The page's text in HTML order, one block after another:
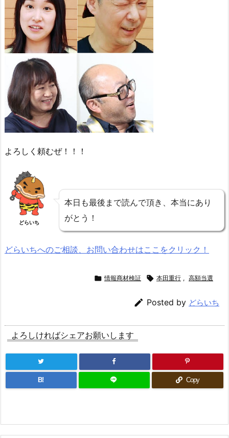
よろしく頼むぜ！！！
どらいち
本日も最後まで読んで頂き、本当にあり
がとう！
どらいちへのご相談、お問い合わせはここをクリック！
 情報商材検証  本田重行 , 高額当選
 Posted by どらいち
よろしければシェアお願いします
B! Copy